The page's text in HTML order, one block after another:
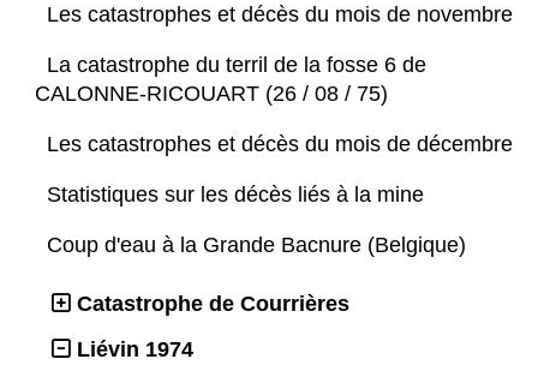
Les catastrophes et décès du mois de novembre
La catastrophe du terril de la fosse 6 de
CALONNE-RICOUART (26 / 08 / 75)
Les catastrophes et décès du mois de décembre
Statistiques sur les décès liés à la mine
Coup d'eau à la Grande Bacnure (Belgique)
Catastrophe de Courrières
Liévin 1974